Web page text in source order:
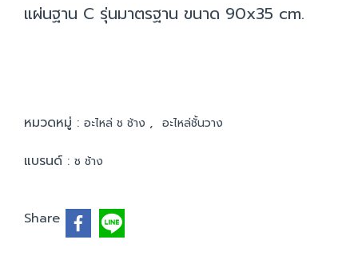
แผ่นฐาน C รุ่นมาตรฐาน ขนาด 90x35 cm.
หมวดหมู่ : อะไหล่ ช ช้าง , อะไหล่ชั้นวาง
แบรนด์ : ช ช้าง
Share